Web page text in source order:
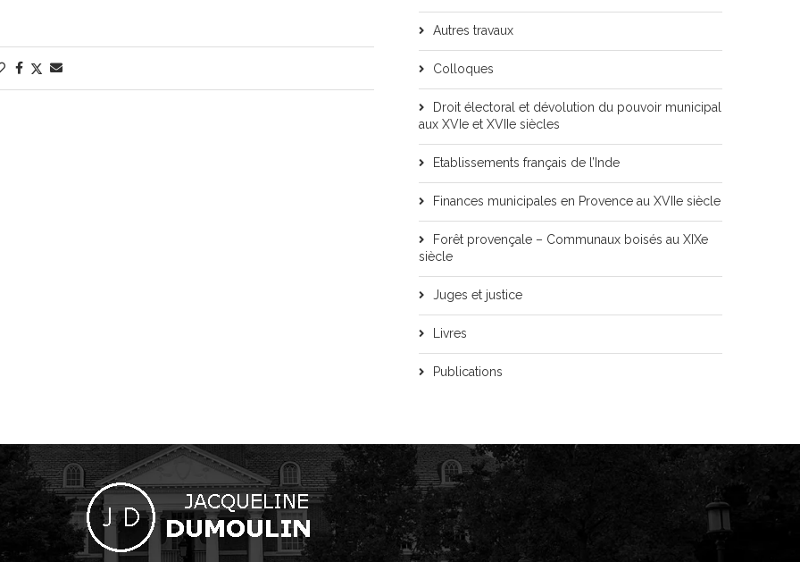
Autres travaux
Colloques
Droit électoral et dévolution du pouvoir municipal
aux XVIe et XVIIe siècles
Etablissements français de l’Inde
Finances municipales en Provence au XVIIe siècle
Forêt provençale – Communaux boisés au XIXe
siècle
Juges et justice
Livres
Publications